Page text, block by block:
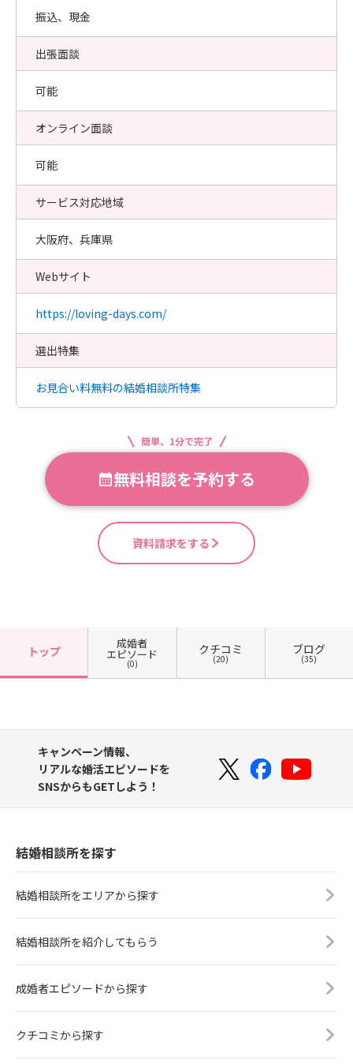
振込、現金
出張面談
可能
オンライン面談
可能
サービス対応地域
大阪府、兵庫県
Webサイト
https://loving-days.com/
選出特集
お見合い料無料の結婚相談所特集
簡単、1分で完了
無料相談を予約する
資料請求をする
トップ
成婚者
エピソード
(0)
クチコミ
(20)
ブログ
(35)
キャンペーン情報、
リアルな婚活エピソードを
SNSからもGETしよう！
結婚相談所を探す
結婚相談所をエリアから探す
結婚相談所を紹介してもらう
成婚者エピソードから探す
クチコミから探す